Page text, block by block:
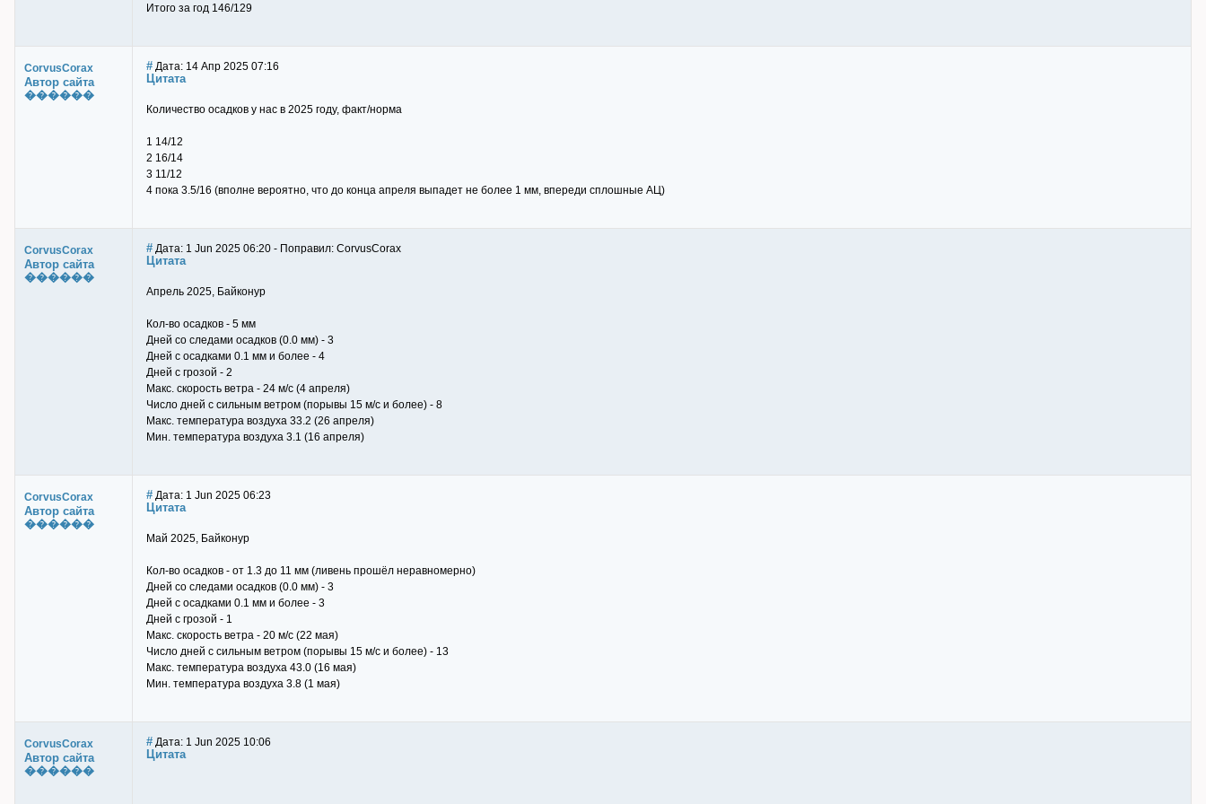
Итого за год 146/129
CorvusCorax
Автор сайта
������
# Дата: 14 Апр 2025 07:16
Цитата
Количество осадков у нас в 2025 году, факт/норма
1 14/12
2 16/14
3 11/12
4 пока 3.5/16 (вполне вероятно, что до конца апреля выпадет не более 1 мм, впереди сплошные АЦ)
CorvusCorax
Автор сайта
������
# Дата: 1 Jun 2025 06:20 - Поправил: CorvusCorax
Цитата
Апрель 2025, Байконур
Кол-во осадков - 5 мм
Дней со следами осадков (0.0 мм) - 3
Дней с осадками 0.1 мм и более - 4
Дней с грозой - 2
Макс. скорость ветра - 24 м/с (4 апреля)
Число дней с сильным ветром (порывы 15 м/с и более) - 8
Макс. температура воздуха 33.2 (26 апреля)
Мин. температура воздуха 3.1 (16 апреля)
CorvusCorax
Автор сайта
������
# Дата: 1 Jun 2025 06:23
Цитата
Май 2025, Байконур
Кол-во осадков - от 1.3 до 11 мм (ливень прошёл неравномерно)
Дней со следами осадков (0.0 мм) - 3
Дней с осадками 0.1 мм и более - 3
Дней с грозой - 1
Макс. скорость ветра - 20 м/с (22 мая)
Число дней с сильным ветром (порывы 15 м/с и более) - 13
Макс. температура воздуха 43.0 (16 мая)
Мин. температура воздуха 3.8 (1 мая)
CorvusCorax
Автор сайта
������
# Дата: 1 Jun 2025 10:06
Цитата